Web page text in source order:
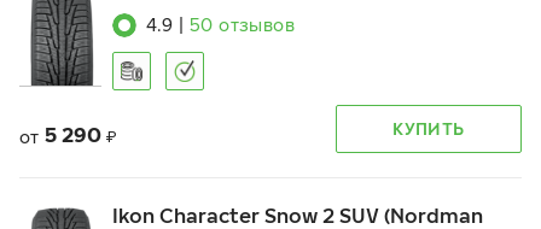
4.9 50 отзывов
от 5 290 ₽ КУПИТЬ
Ikon Character Snow 2 SUV (Nordman